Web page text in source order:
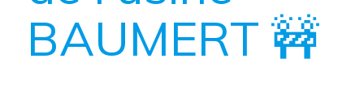
BAUMERT 🚧